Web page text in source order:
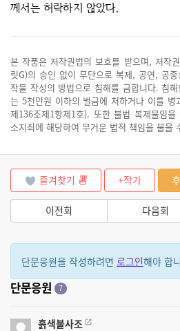
께서는 허락하지 않았다.
본 작품은 저작권법의 보호를 받으며, 저작
릿G)의 승인 없이 무단으로 복제, 공연, 공
작물 작성의 방법으로 침해를 금합니다. 침
는 5천만원 이하의 벌금에 처하거나 이를 병
제136조제1항제1호). 또한 불법 복제물임
소지죄에 해당하여 무거운 법적 책임을 물을
즐겨찾기 +작가
이전회 다음회
단문응원을 작성하려면 로그인해야 합
단문응원 7
흙색불사조